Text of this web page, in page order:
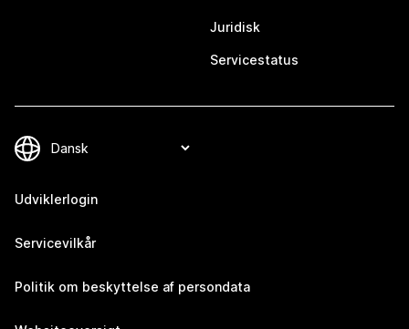
Juridisk
Servicestatus
Udviklerlogin
Servicevilkår
Politik om beskyttelse af persondata